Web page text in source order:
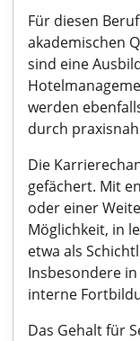
Für diesen
akademischen
sind eine
werden
durch
Die
gefächert. Mit
oder einer
Möglichkeit, in
etwa als
Insbesondere
interne
Das Gehalt für